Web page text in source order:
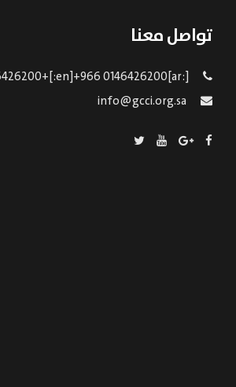
تواصل معنا
[:ar]966146426200+[:en]+966 0146426200[:]